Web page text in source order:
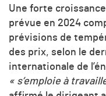
Une forte
prévue en 2024
prévisions de
des prix, selon le
internationale de
« s’emploie à